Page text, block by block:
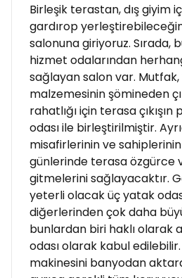
Birleşik terastan, dış giyim
gardırop
salonuna giriyoruz. Sırada,
hizmet odalarından
sağlayan salon var. Mutfak,
malzemesinin şömineden
rahatlığı için terasa
odası ile birleştirilmiştir.
misafirlerinin ve sahiplerinin
günlerinde terasa özgürce
gitmelerini sağlayacaktır.
yeterli olacak üç yatak
diğerlerinden çok daha
bunlardan biri haklı olarak
odası olarak kabul
makinesini banyodan